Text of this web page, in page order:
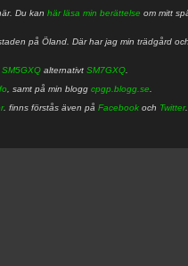
Du kan här läsa min berättelse om mitt
på Öland. Där har jag min trädgård
SM5GXQ alternativt SM7GXQ
, samt på min blogg cpgp.blogg.se
. finns förstås även på Facebook och Twitter.